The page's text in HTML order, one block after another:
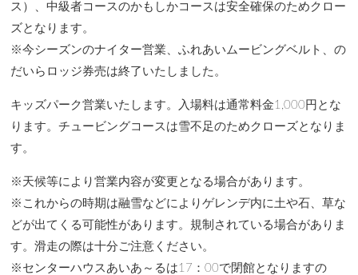
ス）、中級者コースのかもしかコースは安全確保のためクロー
ズとなります。
※今シーズンのナイター営業、ふれあいムービングベルト、の
だいらロッジ券売は終了いたしました。
キッズパーク営業いたします。入場料は通常料金1,000円とな
ります。チュービングコースは雪不足のためクローズとなりま
す。
※天候等により営業内容が変更となる場合があります。
※これからの時期は融雪などによりゲレンデ内に土や石、草な
どが出てくる可能性があります。規制されている場合がありま
す。滑走の際は十分ご注意ください。
※センターハウスあいあ～るは17：00で閉館となりますの